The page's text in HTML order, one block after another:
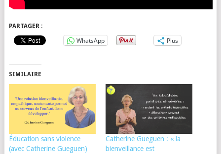
PARTAGER :
WhatsApp Plus
SIMILAIRE
Éducation sans violence
(avec Catherine Gueguen)
Catherine Gueguen : « la
bienveillance est